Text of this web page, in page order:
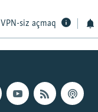
VPN-siz açmaq